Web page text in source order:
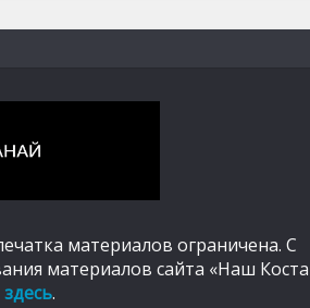
материалов ограничена. С
материалов сайта «Наш
здесь.